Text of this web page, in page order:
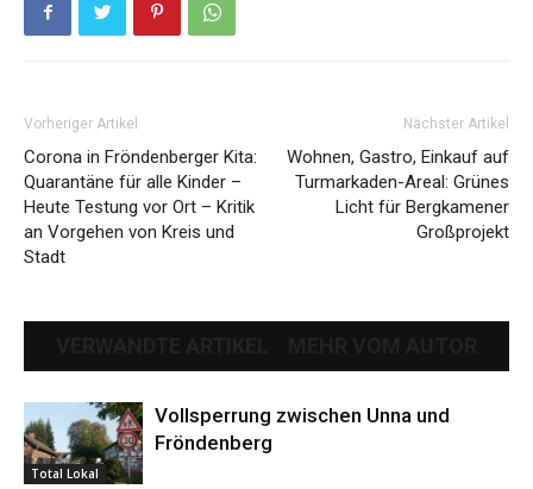
Vorheriger Artikel
Corona in Fröndenberger Kita:
Quarantäne für alle Kinder –
Heute Testung vor Ort – Kritik
an Vorgehen von Kreis und
Stadt
Nächster Artikel
Wohnen, Gastro, Einkauf auf
Turmarkaden-Areal: Grünes
Licht für Bergkamener
Großprojekt
Total Lokal
Vollsperrung zwischen Unna und
Fröndenberg